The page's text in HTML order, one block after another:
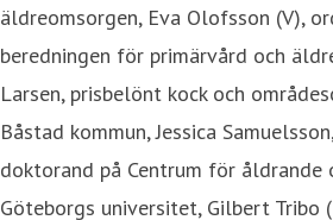
äldreomsorgen, Eva Olofsson (V),
beredningen för primärvård och
Larsen, prisbelönt kock och
Båstad kommun, Jessica
doktorand på Centrum för åldrande
Göteborgs universitet, Gilbert Tribo